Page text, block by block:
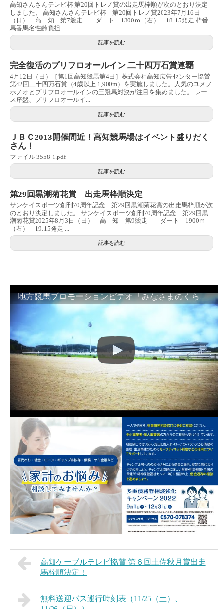
高知さんさんテレビ杯 第20回トレノ賞の出走馬枠順が次のとおり決定
しました。 高知さんさんテレビ杯 第20回トレノ賞2023年7月16日
（日） 高 知 第7競走 ダート 1300ｍ（右） 18:15発走 枠番
馬番馬名性齢負担...
記事を読む
完全復活のプリフロオールイン 二十四万石賞連覇
4月12日（日）［第1回高知競馬第4日］株式会社高知広告センター協賛
第42回二十四万石賞（4歳以上 1,900m）を実施しました。人気のユメノ
ホノオとプリフロオールインの三冠馬対決が注目を集めました。 レー
ス序盤、プリフロオールイ...
記事を読む
ＪＢＣ2013開催間近！高知競馬場はイベント盛りだく
さん！
ファイル 3558-1.pdf
記事を読む
第29回黒潮菊花賞 出走馬枠順決定
サンケイスポーツ創刊70周年記念 第29回黒潮菊花賞の出走馬枠順が次
のとおり決定しました。 サンケイスポーツ創刊70周年記念 第29回黒
潮菊花賞2025年8月3日（日） 高 知 第9競走 ダート 1900ｍ
（右） 19:15発走 ...
記事を読む
地方競馬プロモーションビデオ「みなさまのくらしのために」30秒篇｜NAR公式
高知ケーブルテレビ協賛 第６回土佐秋月賞出走
馬枠順決定！
無料送迎バス運行時刻表（11/25（土）、